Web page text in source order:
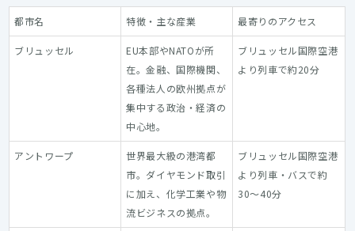
都市名 特徴・主な産業 最寄りのアクセス
ブリュッセル
EU本部やNATOが所
在。金融、国際機関、
各種法人の欧州拠点が
集中する政治・経済の
中心地。
ブリュッセル国際空港
より列車で約20分
アントワープ
世界最大級の港湾都
市。ダイヤモンド取引
に加え、化学工業や物
流ビジネスの拠点。
ブリュッセル国際空港
より列車・バスで約
30〜40分